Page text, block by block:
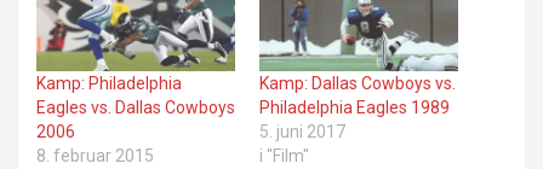
Kamp: Philadelphia
Eagles vs. Dallas Cowboys
2006
8. februar 2015
Kamp: Dallas Cowboys vs.
Philadelphia Eagles 1989
5. juni 2017
i "Film"